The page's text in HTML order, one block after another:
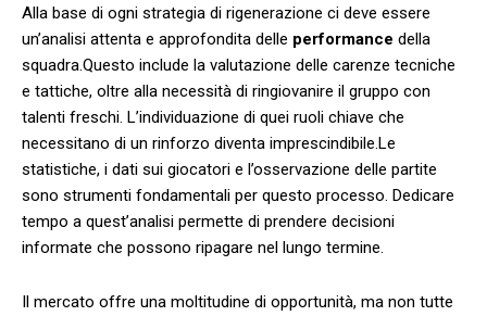
Alla base di ogni strategia di rigenerazione ci deve essere
un’analisi ‌attenta e approfondita delle performance della
squadra.Questo include ⁢la valutazione delle carenze tecniche
e tattiche, oltre alla‍ necessità di ringiovanire il gruppo con
talenti freschi. L’individuazione di quei ⁣ruoli chiave che
necessitano di un rinforzo⁤ diventa ​imprescindibile.Le⁢
statistiche, ⁣i dati sui giocatori e l’osservazione delle partite
sono strumenti fondamentali‍ per questo processo. Dedicare
tempo a quest’analisi permette di prendere⁢ decisioni
informate che possono ripagare nel lungo termine.
Il mercato offre ⁢una moltitudine di opportunità,⁤ ma non tutte